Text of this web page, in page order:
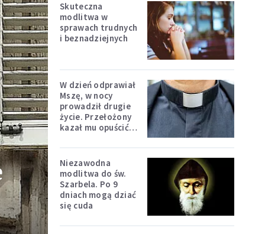
Skuteczna
modlitwa w
sprawach trudnych
i beznadziejnych
W dzień odprawiał
Mszę, w nocy
prowadził drugie
życie. Przełożony
kazał mu opuścić
Niezawodna
modlitwa do św.
Szarbela. Po 9
dniach mogą dziać
się cuda